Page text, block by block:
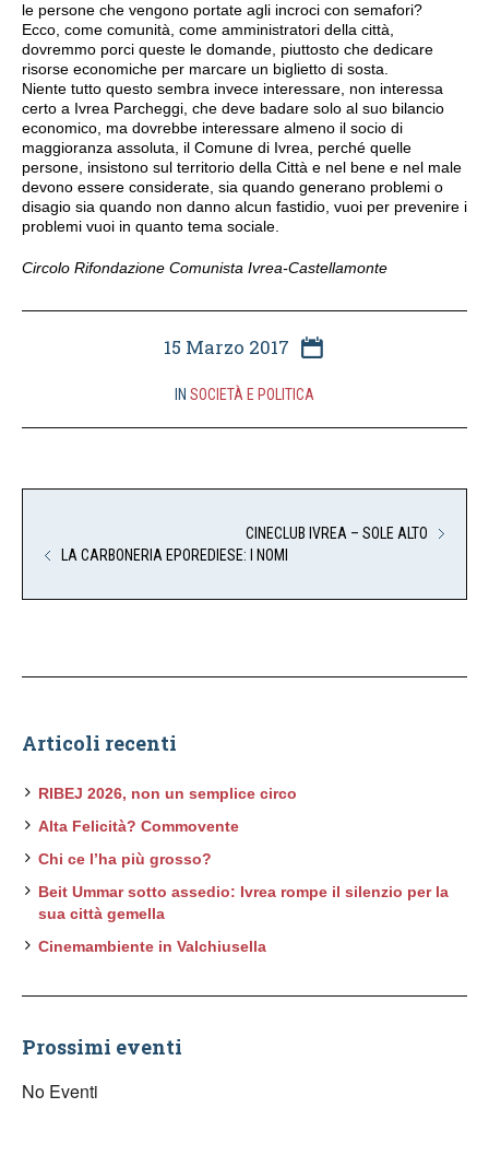
le persone che vengono portate agli incroci con semafori?
Ecco, come comunità, come amministratori della città,
dovremmo porci queste le domande, piuttosto che dedicare
risorse economiche per marcare un biglietto di sosta.
Niente tutto questo sembra invece interessare, non interessa
certo a Ivrea Parcheggi, che deve badare solo al suo bilancio
economico, ma dovrebbe interessare almeno il socio di
maggioranza assoluta, il Comune di Ivrea, perché quelle
persone, insistono sul territorio della Città e nel bene e nel male
devono essere considerate, sia quando generano problemi o
disagio sia quando non danno alcun fastidio, vuoi per prevenire i
problemi vuoi in quanto tema sociale.
Circolo Rifondazione Comunista Ivrea-Castellamonte
15 Marzo 2017
IN SOCIETÀ E POLITICA
CINECLUB IVREA – SOLE ALTO
LA CARBONERIA EPOREDIESE: I NOMI
Articoli recenti
RIBEJ 2026, non un semplice circo
Alta Felicità? Commovente
Chi ce l’ha più grosso?
Beit Ummar sotto assedio: Ivrea rompe il silenzio per la
sua città gemella
Cinemambiente in Valchiusella
Prossimi eventi
No Eventi